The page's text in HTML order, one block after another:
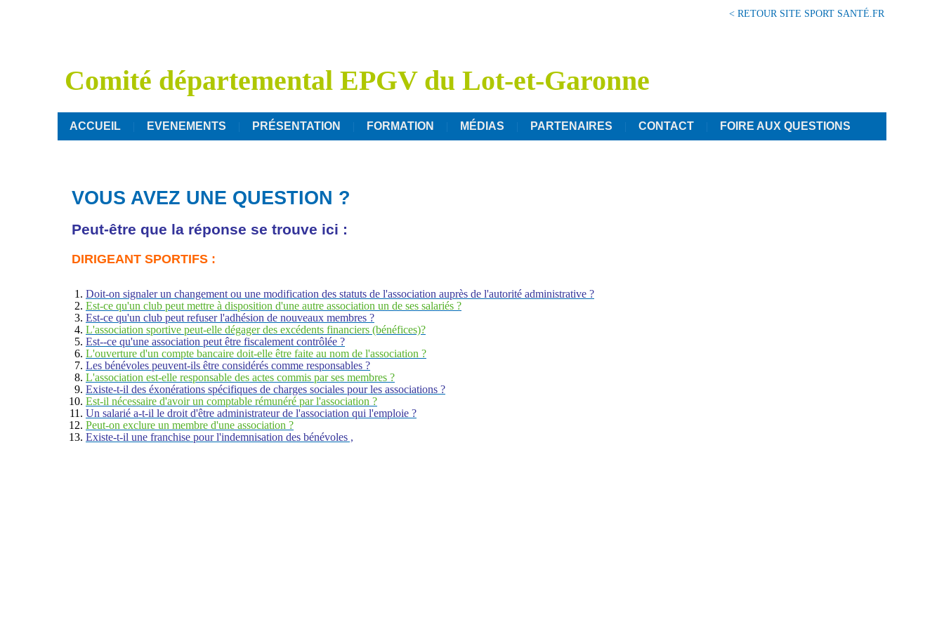
< RETOUR SITE SPORT SANTÉ.FR
Comité départemental EPGV du Lot-et-Garonne
ACCUEIL EVENEMENTS PRÉSENTATION FORMATION MÉDIAS PARTENAIRES CONTACT FOIRE AUX QUESTIONS
VOUS AVEZ UNE QUESTION ?
Peut-être que la réponse se trouve ici :
DIRIGEANT SPORTIFS :
Doit-on signaler un changement ou une modification des statuts de l'association auprès de l'autorité administrative ?
Est-ce qu'un club peut mettre à disposition d'une autre association un de ses salariés ?
Est-ce qu'un club peut refuser l'adhésion de nouveaux membres ?
L'association sportive peut-elle dégager des excédents financiers (bénéfices)?
Est--ce qu'une association peut être fiscalement contrôlée ?
L'ouverture d'un compte bancaire doit-elle être faite au nom de l'association ?
Les bénévoles peuvent-ils être considérés comme responsables ?
L'association est-elle responsable des actes commis par ses membres ?
Existe-t-il des éxonérations spécifiques de charges sociales pour les associations ?
Est-il nécessaire d'avoir un comptable rémunéré par l'association ?
Un salarié a-t-il le droit d'être administrateur de l'association qui l'emploie ?
Peut-on exclure un membre d'une association ?
Existe-t-il une franchise pour l'indemnisation des bénévoles ,